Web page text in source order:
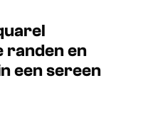
randen en
een sereen